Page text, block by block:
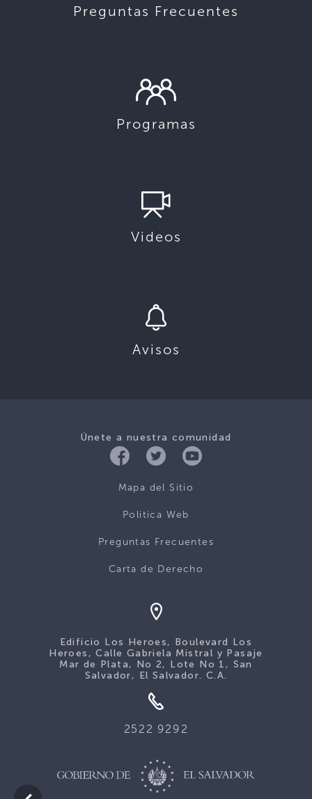
Preguntas Frecuentes
Programas
Videos
Avisos
Únete a nuestra comunidad
Mapa del Sitio
Politica Web
Preguntas Frecuentes
Carta de Derecho
Edificio Los Heroes, Boulevard Los
Heroes, Calle Gabriela Mistral y Pasaje
Mar de Plata, No 2, Lote No 1, San
Salvador, El Salvador. C.A.
2522 9292